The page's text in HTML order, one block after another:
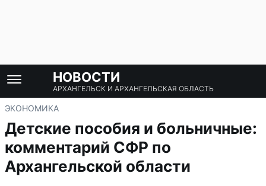
НОВОСТИ
АРХАНГЕЛЬСК И АРХАНГЕЛЬСКАЯ ОБЛАСТЬ
ЭКОНОМИКА
Детские пособия и больничные:
комментарий СФР по
Архангельской области